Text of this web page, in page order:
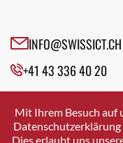
Crissier
Davos Platz
Dierikon
Dietikon
INFO@SWISSICT.CH
+41 43 336 40 20
SWISSICT
VULKANSTRASSE 120
8048 ZURICH
Mit Ihrem Besuch auf
Datenschutzerklärung
Dies erlaubt uns